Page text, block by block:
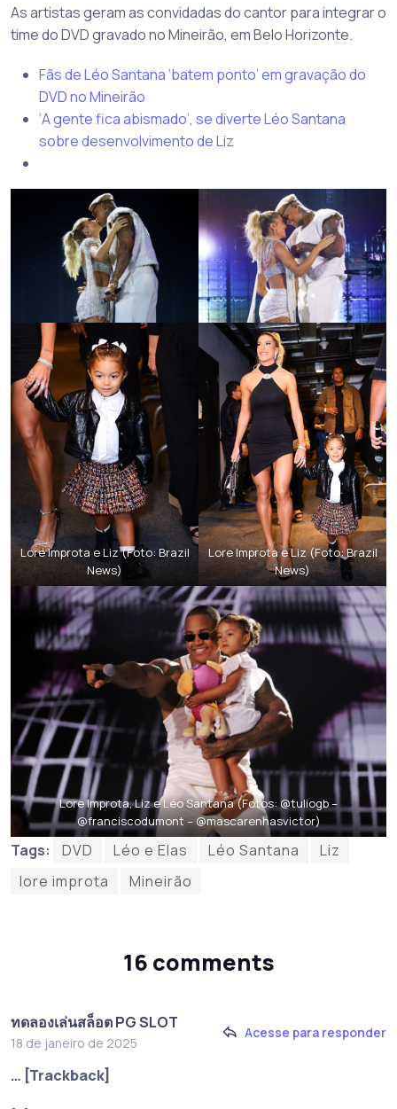
As artistas geram as convidadas do cantor para integrar o
time do DVD gravado no Mineirão, em Belo Horizonte.
Fãs de Léo Santana ‘batem ponto’ em gravação do
DVD no Mineirão
‘A gente fica abismado’, se diverte Léo Santana
sobre desenvolvimento de Liz
Lore Improta e Liz (Foto: Brazil
News)
Lore Improta e Liz (Foto: Brazil
News)
Lore Improta, Liz e Léo Santana (Fotos: @tuliogb –
@franciscodumont – @mascarenhasvictor)
Tags: DVD Léo e Elas Léo Santana
Liz
lore improta
Mineirão
16 comments
ทดลองเล่นสล็อต PG SLOT
18 de janeiro de 2025
Acesse para responder
… [Trackback]